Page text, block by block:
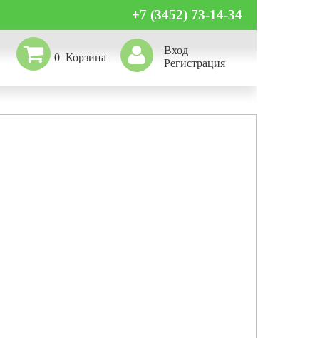
+7 (3452) 73-14-34
Вход
Регистрация
0